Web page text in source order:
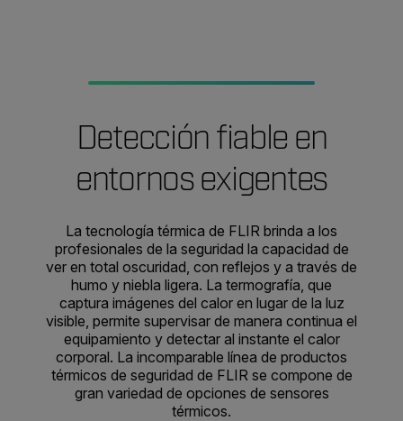
Detección fiable en
entornos exigentes
La tecnología térmica de FLIR brinda a los
profesionales de la seguridad la capacidad de
ver en total oscuridad, con reflejos y a través de
humo y niebla ligera. La termografía, que
captura imágenes del calor en lugar de la luz
visible, permite supervisar de manera continua el
equipamiento y detectar al instante el calor
corporal. La incomparable línea de productos
térmicos de seguridad de FLIR se compone de
gran variedad de opciones de sensores
térmicos.